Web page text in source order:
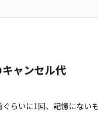
ャンセル代
らいに1回、記憶にない